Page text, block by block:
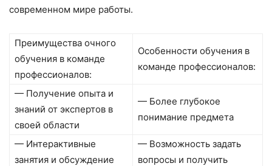
современном мире работы.
Преимущества очного
обучения в команде
профессионалов:
Особенности обучения в
команде профессионалов:
— Получение опыта и
знаний от экспертов в
своей области
— Более глубокое
понимание предмета
— Интерактивные
занятия и обсуждение
— Возможность задать
вопросы и получить